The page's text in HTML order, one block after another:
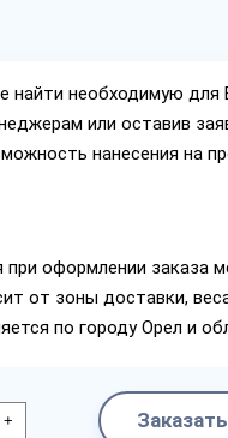
найти необходимую для
или оставив
нанесения на
оформлении заказа
от зоны доставки,
по городу Орел и
+ Заказать